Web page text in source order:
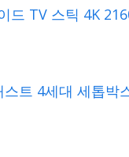
드 TV 스틱 4K
트 4세대 세톱박